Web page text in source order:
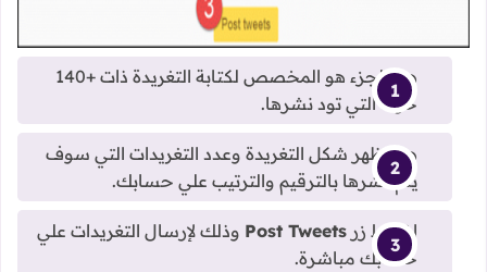
هذا الجزء هو المخصص لكتابة التغريدة ذات +140
حرفاً التي تود نشرها.
هنا تظهر شكل التغريدة وعدد التغريدات التي سوف
يتم نشرها بالترقيم والترتيب علي حسابك.
اضغط زر Post Tweets وذلك لإرسال التغريدات علي
حسابك مباشرة.